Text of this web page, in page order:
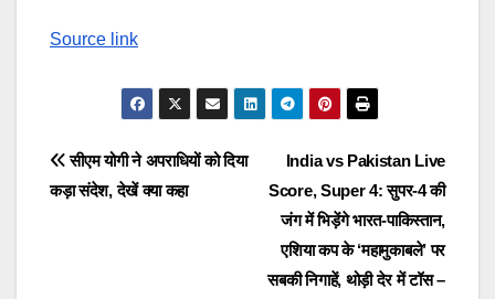
Source link
Post
navigation
India vs Pakistan Live
Score, Super 4: सुपर-4 की
जंग में भिड़ेंगे भारत-पाकिस्तान,
एशिया कप के ‘महामुकाबले’ पर
सबकी निगाहें, थोड़ी देर में टॉस –
सीएम योगी ने अपराधियों को दिया
कड़ा संदेश, देखें क्या कहा